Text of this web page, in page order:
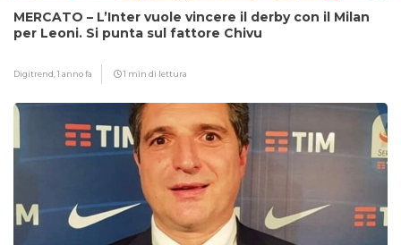
MERCATO – L’Inter vuole vincere il derby con il Milan
per Leoni. Si punta sul fattore Chivu
Digitrend,1 anno fa 1 min di lettura